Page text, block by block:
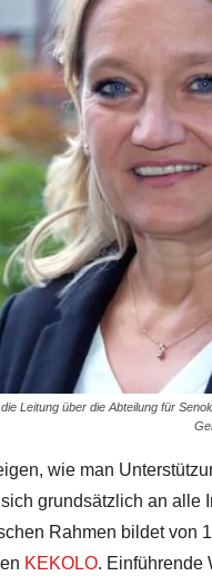
Leitung über die Abteilung für
wie man
grundsätzlich an alle
Rahmen bildet von
KEKOLO. Einführende